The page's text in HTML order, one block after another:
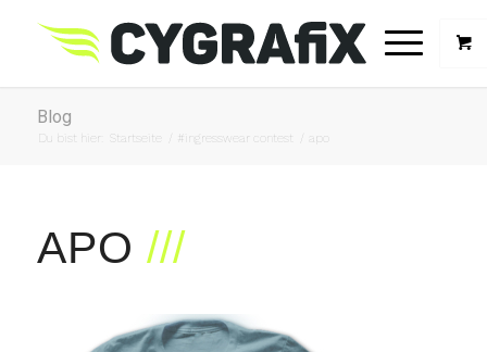
Blog
Du bist hier: Startseite #ingresswear contest apo
APO